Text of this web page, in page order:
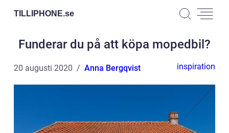
TILLIPHONE.se
Funderar du på att köpa mopedbil?
20 augusti 2020 Anna Bergqvist inspiration